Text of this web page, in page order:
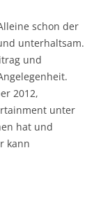
schon der
unterhaltsam.
und
2012,
unter
hat und
kann